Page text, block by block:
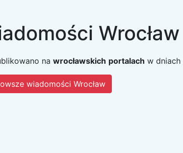
Wrocław
na wrocławskich portalach w dniach
wiadomości Wrocław